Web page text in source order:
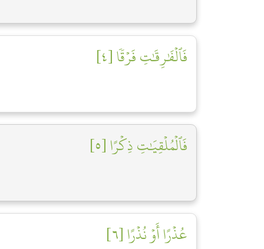
فَٱلۡفَٰرِقَٰتِ فَرۡقٗا [٤]
فَٱلۡمُلۡقِيَٰتِ ذِكۡرًا [٥]
عُذۡرًا أَوۡ نُذۡرًا [٦]